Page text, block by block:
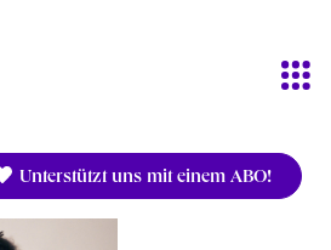
Unterstützt uns mit einem ABO!